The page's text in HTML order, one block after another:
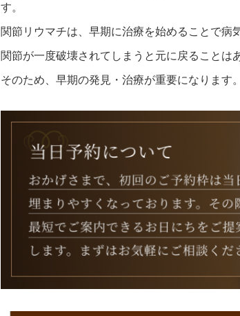
す。
関節リウマチは、早期に治療を始めることで病
関節が一度破壊されてしまうと元に戻ることは
そのため、早期の発見・治療が重要になります。